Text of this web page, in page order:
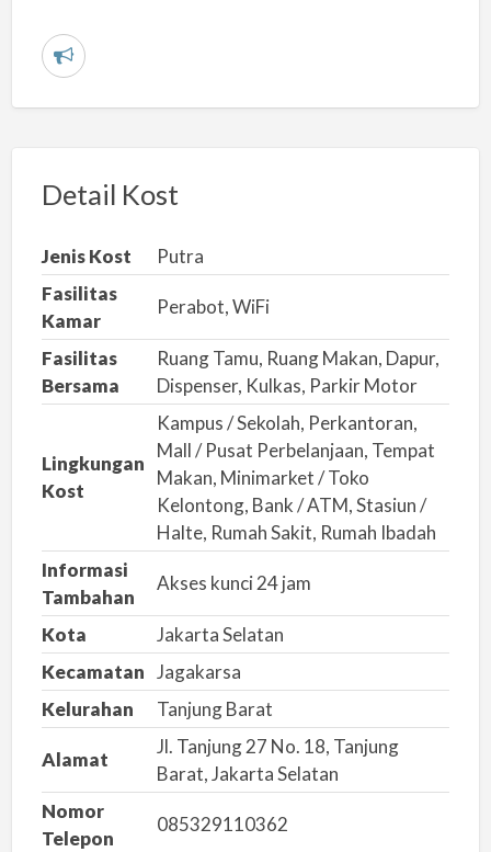
L
r
n
m
a
s
a
h
Detail Kost
Jenis Kost
Putra
Fasilitas
Kamar
Perabot, WiFi
Fasilitas
Bersama
Ruang Tamu, Ruang Makan, Dapur,
Dispenser, Kulkas, Parkir Motor
Lingkungan
Kost
Kampus / Sekolah, Perkantoran,
Mall / Pusat Perbelanjaan, Tempat
Makan, Minimarket / Toko
Kelontong, Bank / ATM, Stasiun /
Halte, Rumah Sakit, Rumah Ibadah
Informasi
Tambahan
Akses kunci 24 jam
Kota
Jakarta Selatan
Kecamatan Jagakarsa
Kelurahan
Tanjung Barat
Alamat
Jl. Tanjung 27 No. 18, Tanjung
Barat, Jakarta Selatan
Nomor
Telepon
085329110362